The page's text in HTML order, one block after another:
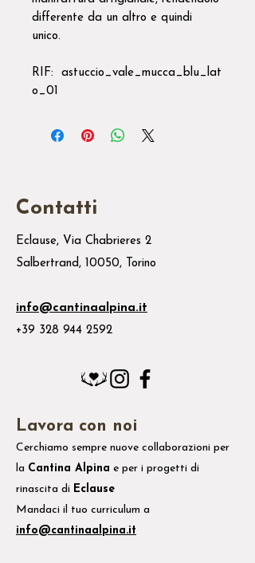
differente da un altro e quindi
unico.
RIF: astuccio_vale_mucca_blu_lat
o_01
Contatti
Eclause, Via Chabrieres 2
Salbertrand, 10050, Torino
info@cantinaalpina.it
+39 328 944 2592
Lavora con noi
Cerchiamo sempre nuove collaborazioni per
la Cantina Alpina e per i progetti di
rinascita di Eclause
Mandaci il tuo curriculum a
info@cantinaalpina.it